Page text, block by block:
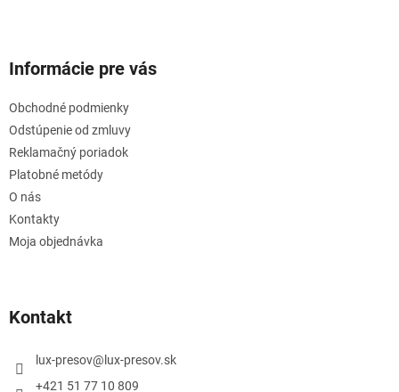
Informácie pre vás
Obchodné podmienky
Odstúpenie od zmluvy
Reklamačný poriadok
Platobné metódy
O nás
Kontakty
Moja objednávka
Kontakt
lux-presov@ lux-presov.sk
+421 51 77 10 809